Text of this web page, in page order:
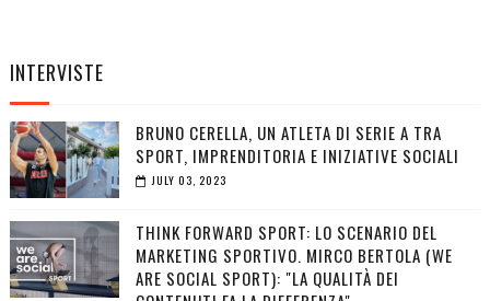
INTERVISTE
BRUNO CERELLA, UN ATLETA DI SERIE A TRA
SPORT, IMPRENDITORIA E INIZIATIVE SOCIALI
JULY 03, 2023
THINK FORWARD SPORT: LO SCENARIO DEL
MARKETING SPORTIVO. MIRCO BERTOLA (WE
ARE SOCIAL SPORT): "LA QUALITÀ DEI